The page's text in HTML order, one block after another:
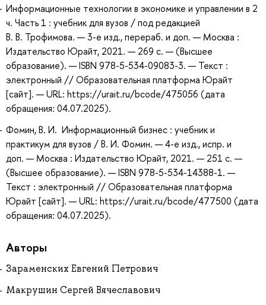
Информационные технологии в экономике и управлении в 2
ч. Часть 1 : учебник для вузов / под редакцией
В. В. Трофимова. — 3-е изд., перераб. и доп. — Москва :
Издательство Юрайт, 2021. — 269 с. — (Высшее
образование). — ISBN 978-5-534-09083-3. — Текст :
электронный // Образовательная платформа Юрайт
[сайт]. — URL: https://urait.ru/bcode/475056 (дата
обращения: 04.07.2025).
Фомин, В. И. Информационный бизнес : учебник и
практикум для вузов / В. И. Фомин. — 4-е изд., испр. и
доп. — Москва : Издательство Юрайт, 2021. — 251 с. —
(Высшее образование). — ISBN 978-5-534-14388-1. —
Текст : электронный // Образовательная платформа
Юрайт [сайт]. — URL: https://urait.ru/bcode/477500 (дата
обращения: 04.07.2025).
Авторы
Зараменских Евгений Петрович
Макрушин Сергей Вячеславович